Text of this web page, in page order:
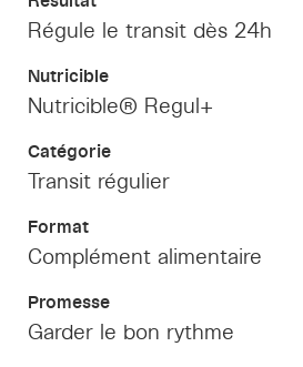
Régule le transit dès 24h
Nutricible
Nutricible® Regul+
Catégorie
Transit régulier
Format
Complément alimentaire
Promesse
Garder le bon rythme